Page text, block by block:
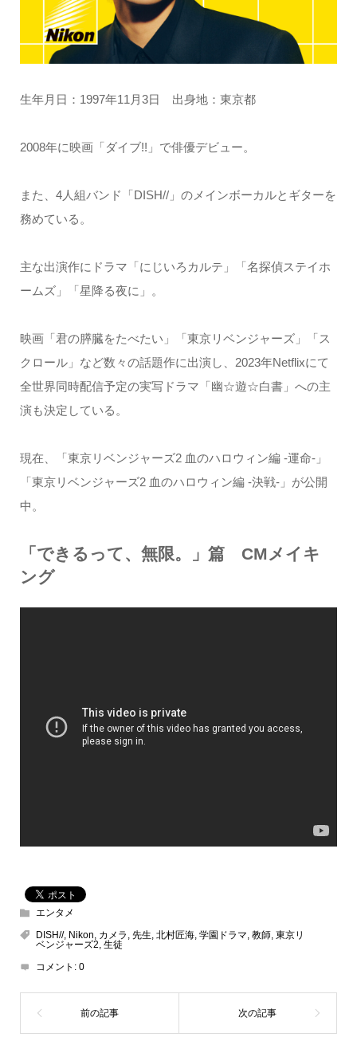
生年月日：1997年11月3日 出身地：東京都
2008年に映画「ダイブ!!」で俳優デビュー。
また、4人組バンド「DISH//」のメインボーカルとギターを
務めている。
主な出演作にドラマ「にじいろカルテ」「名探偵ステイホ
ームズ」「星降る夜に」。
映画「君の膵臓をたべたい」「東京リベンジャーズ」「ス
クロール」など数々の話題作に出演し、2023年Netflixにて
全世界同時配信予定の実写ドラマ「幽☆遊☆白書」への主
演も決定している。
現在、「東京リベンジャーズ2 血のハロウィン編 -運命-」
「東京リベンジャーズ2 血のハロウィン編 -決戦-」が公開
中。
「できるって、無限。」篇 CMメイキ
ング
エンタメ
DISH//, Nikon, カメラ , 先生, 北村匠海, 学園ドラマ, 教師, 東京リ
ベンジャーズ2, 生徒
コメント: 0